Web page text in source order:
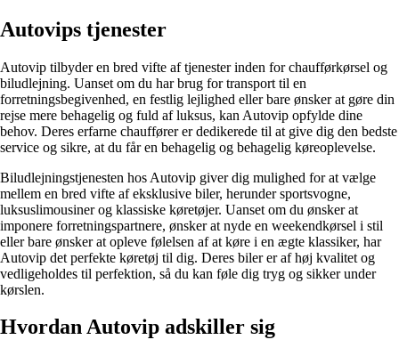
Autovips tjenester
Autovip tilbyder en bred vifte af tjenester inden for chaufførkørsel og
biludlejning. Uanset om du har brug for transport til en
forretningsbegivenhed, en festlig lejlighed eller bare ønsker at gøre din
rejse mere behagelig og fuld af luksus, kan Autovip opfylde dine
behov. Deres erfarne chauffører er dedikerede til at give dig den bedste
service og sikre, at du får en behagelig og behagelig køreoplevelse.
Biludlejningstjenesten hos Autovip giver dig mulighed for at vælge
mellem en bred vifte af eksklusive biler, herunder sportsvogne,
luksuslimousiner og klassiske køretøjer. Uanset om du ønsker at
imponere forretningspartnere, ønsker at nyde en weekendkørsel i stil
eller bare ønsker at opleve følelsen af at køre i en ægte klassiker, har
Autovip det perfekte køretøj til dig. Deres biler er af høj kvalitet og
vedligeholdes til perfektion, så du kan føle dig tryg og sikker under
kørslen.
Hvordan Autovip adskiller sig